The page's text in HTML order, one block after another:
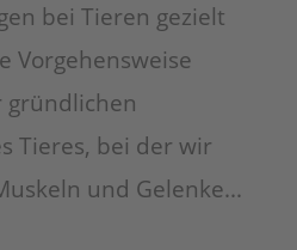
bei Tieren gezielt
Vorgehensweise
Tieres, bei der wir
und Gelenke...